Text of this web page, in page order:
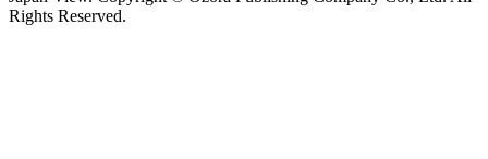
Rights Reserved.